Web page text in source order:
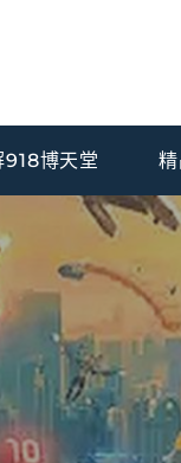
918博天堂 精